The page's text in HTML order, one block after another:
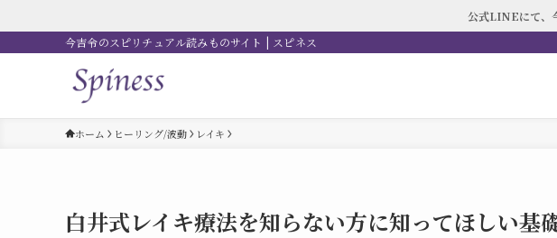
公式LINEにて、
今吉令のスピリチュアル読みものサイト | スピネス
ホーム ヒーリング/波動 レイキ
白井式レイキ療法を知らない方に知ってほしい基